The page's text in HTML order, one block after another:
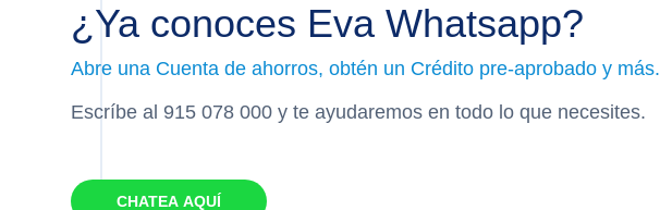
¿Ya conoces Eva Whatsapp?
Abre una Cuenta de ahorros, obtén un Crédito pre-aprobado y más.
Escríbe al 915 078 000 y te ayudaremos en todo lo que necesites.
CHATEA AQUÍ